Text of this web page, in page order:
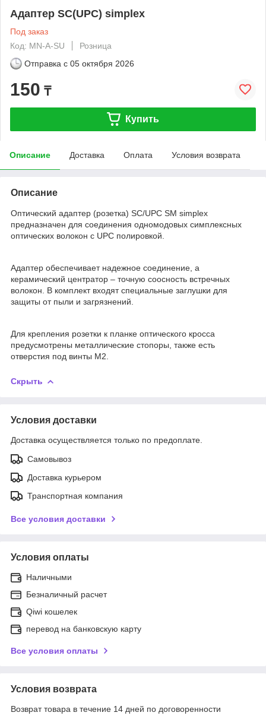
Адаптер SC(UPC) simplex
Под заказ
Код: MN-A-SU
Розница
Отправка с 05 октября 2026
150 ₸
Купить
Описание Доставка Оплата Условия возврата
Описание
Оптический адаптер (розетка) SC/UPC SM simplex
предназначен для соединения одномодовых симплексных
оптических волокон с UPC полировкой.
Адаптер обеспечивает надежное соединение, а
керамический центратор – точную соосность встречных
волокон. В комплект входят специальные заглушки для
защиты от пыли и загрязнений.
Для крепления розетки к планке оптического кросса
предусмотрены металлические стопоры, также есть
отверстия под винты М2.
Скрыть
Условия доставки
Доставка осуществляется только по предоплате.
Самовывоз
Доставка курьером
Транспортная компания
Все условия доставки
Условия оплаты
Наличными
Безналичный расчет
Qiwi кошелек
перевод на банковскую карту
Все условия оплаты
Условия возврата
Возврат товара в течение 14 дней по договоренности